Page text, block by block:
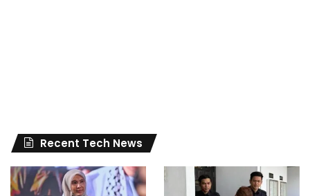
Recent Tech News